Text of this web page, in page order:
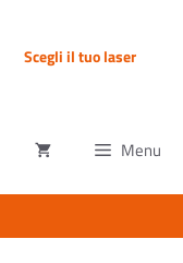
Scegli il tuo laser
Menu